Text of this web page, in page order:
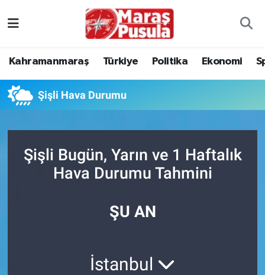
Kahramanmaraş Türkiye Politika Ekonomi
Şişli Hava Durumu
Şişli Bugün, Yarın ve 1 Haftalık
Hava Durumu Tahmini
ŞU AN
İstanbul
Ekonomi
Süper Lig Puan Durumu ve Fikstür